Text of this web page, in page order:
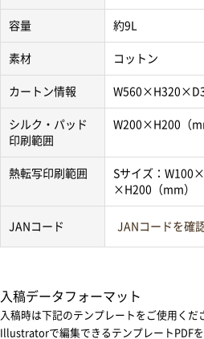
容量 約9L
素材 コットン
カートン情報
シルク・パッド
印刷範囲
W200×H200（
熱転写印刷範囲
Sサイズ：
×H200（mm）
JANコード JANコードを確
入稿データフォーマット
入稿時は下記のテンプレートをご使用くだ
Illustratorで編集できるテンプレートPDFを